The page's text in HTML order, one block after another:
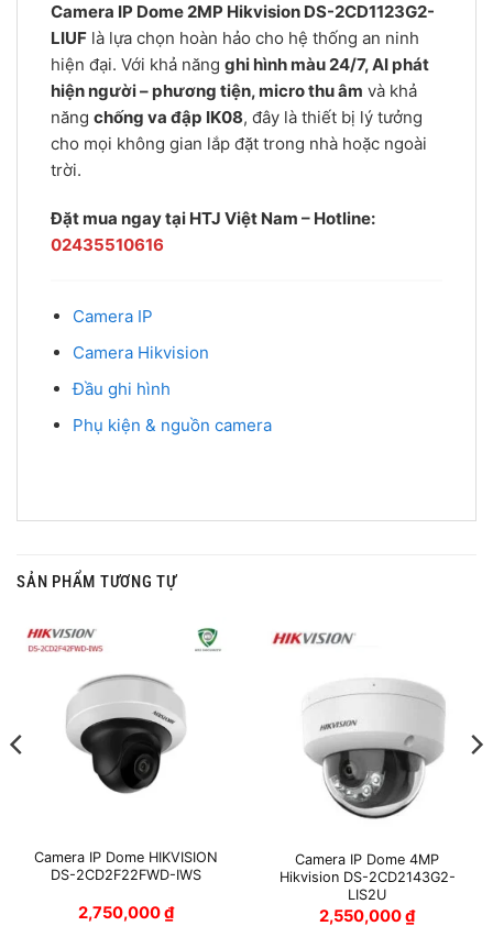
Camera IP Dome 2MP Hikvision DS-2CD1123G2-
LIUF là lựa chọn hoàn hảo cho hệ thống an ninh
hiện đại. Với khả năng ghi hình màu 24/7, AI phát
hiện người – phương tiện, micro thu âm và khả
năng chống va đập IK08, đây là thiết bị lý tưởng
cho mọi không gian lắp đặt trong nhà hoặc ngoài
trời.
Đặt mua ngay tại HTJ Việt Nam – Hotline:
02435510616
Camera IP
Camera Hikvision
Đầu ghi hình
Phụ kiện & nguồn camera
SẢN PHẨM TƯƠNG TỰ
Camera IP Dome HIKVISION
DS-2CD2F22FWD-IWS
2,750,000₫
Camera IP Dome 4MP
Hikvision DS-2CD2143G2-
LIS2U
2,550,000₫